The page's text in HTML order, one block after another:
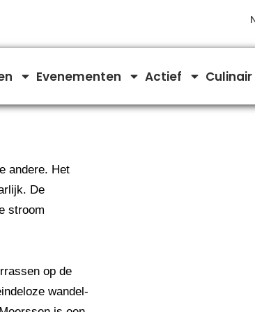
Evenementen Actief Culinair
andere. Het
De
stroom
op de
wandel-